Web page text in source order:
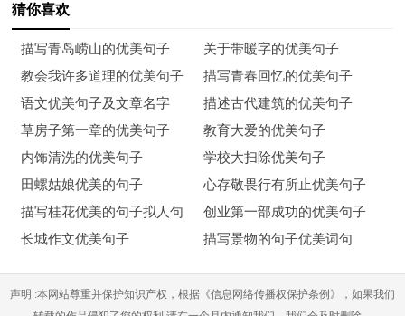
代又一代新中国的接班人。我们今天学习的《菜园小记》也从一
导语设计二：
猜你喜欢
描写青岛崂山的优美句子
关于带暖字的优美句子
教会我许多道理的优美句子
描写青春回忆的优美句子
语文优美句子及文章名字
描述古代建筑的优美句子
草房子第一章的优美句子
教育大爱的优美句子
内饰清洗的优美句子
学校大扫除优美句子
田螺姑娘优美的句子
心存敬畏行有所止优美句子
描写桂花优美的句子拟人句
创业第一部成功的优美句子
长城作文优美句子
描写景物的句子优美词句
声明 :本网站尊重并保护知识产权，根据《信息网络传播权保护条例》，如果我们